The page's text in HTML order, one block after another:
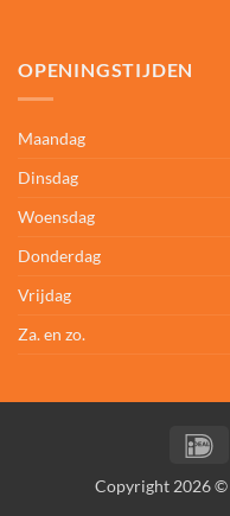
OPENINGSTIJDEN
Maandag
Dinsdag
Woensdag
Donderdag
Vrijdag
Za. en zo.
Copyright 2026 ©